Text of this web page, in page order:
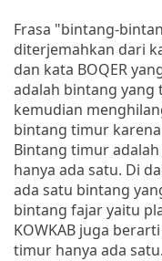
Frasa "bintang-
diterjemahkan dari
dan kata BOQER
adalah bintang
kemudian
bintang timur
Bintang timur
hanya ada satu. Di
ada satu bintang
bintang fajar yaitu
KOWKAB juga
timur hanya ada satu.